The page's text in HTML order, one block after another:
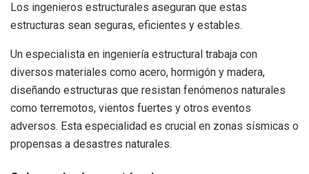
Los ingenieros estructurales aseguran que estas
estructuras sean seguras, eficientes y estables.
Un especialista en ingeniería estructural trabaja con
diversos materiales como acero, hormigón y madera,
diseñando estructuras que resistan fenómenos naturales
como terremotos, vientos fuertes y otros eventos
adversos. Esta especialidad es crucial en zonas sísmicas o
propensas a desastres naturales.